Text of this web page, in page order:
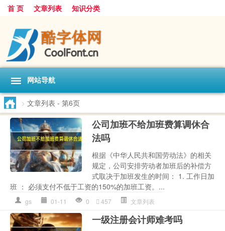
首 页 文章列表 知识分类
网站导航
> 文章列表 - 第6页
公司加班不给加班费算调休合
法吗
根据《中华人民共和国劳动法》的相关
规定，公司安排劳动者加班后的补偿方
式取决于加班发生的时间： 1. 工作日加
班 ： 必须支付不低于工资的150%的加班工资。...
gs 01-11 0 457 文章列表
一级注册会计师难考吗